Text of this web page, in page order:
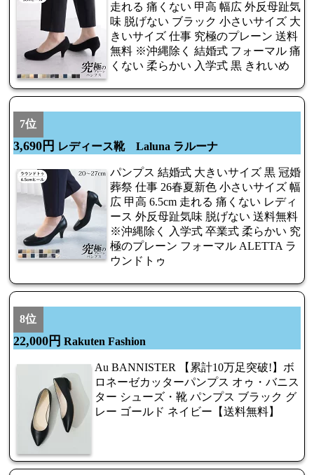
走れる 痛くない 甲高 幅広 外反母趾気
味 脱げない ブラック 小さいサイズ 大
きいサイズ 仕事 究極のプレーン 送料
無料 ※沖縄除く 結婚式 フォーマル 痛
くない 柔らかい 入学式 黒 きれいめ
7位
3,690円 レディース靴 Laluna ラルーナ
パンプス 結婚式 大きいサイズ 黒 冠婚
葬祭 仕事 26春夏新色 小さいサイズ 幅
広 甲高 6.5cm 走れる 痛くない レディ
ース 外反母趾気味 脱げない 送料無料
※沖縄除く 入学式 卒業式 柔らかい 究
極のプレーン フォーマル ALETTA ラ
ウンドトゥ
8位
22,000円 Rakuten Fashion
Au BANNISTER 【累計10万足突破!】ボ
ロネーゼカッターパンプス オゥ・バニス
ター シューズ・靴 パンプス ブラック グ
レー ゴールド ネイビー【送料無料】